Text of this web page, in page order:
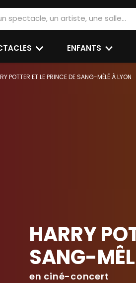
ENFANTS
POTTER ET LE PRINCE DE SANG-MÊLÉ À LYON
HARRY
SANG-
en ciné-concert